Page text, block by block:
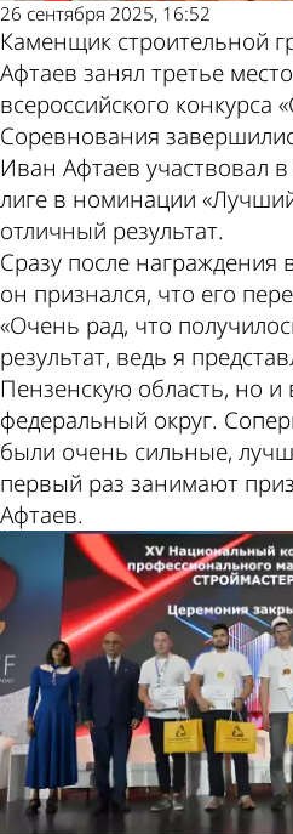
26 сентября 2025, 16:52
Каменщик строительной
Афтаев занял третье
всероссийского конкурса
Соревнования
Иван Афтаев участвовал
лиге в номинации
отличный результат.
Сразу после награждения
он признался, что его
«Очень рад, что
результат, ведь я
Пензенскую область, но
федеральный округ.
были очень сильные,
первый раз занимают
Афтаев.